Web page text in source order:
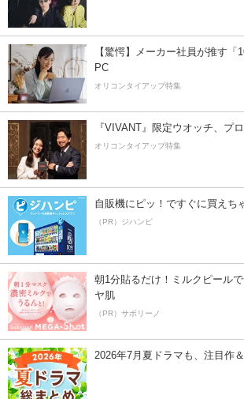
【驚愕】メーカー社員が推す「
PC
オリコンタイアップ特集
『VIVANT』限定ウオッチ、プ
オリコンタイアップ特集
自販機にピッ！ですぐに買えち
（PR）ジハンピ
朝1分貼るだけ！ミルクピール
ヤ肌
（PR）サボリーノ
2026年7月夏ドラマも、注目作